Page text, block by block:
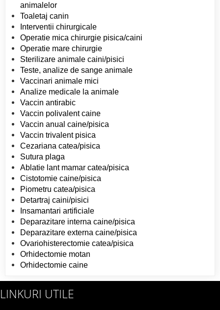
animalelor
Toaletaj canin
Interventii chirurgicale
Operatie mica chirurgie pisica/caini
Operatie mare chirurgie
Sterilizare animale caini/pisici
Teste, analize de sange animale
Vaccinari animale mici
Analize medicale la animale
Vaccin antirabic
Vaccin polivalent caine
Vaccin anual caine/pisica
Vaccin trivalent pisica
Cezariana catea/pisica
Sutura plaga
Ablatie lant mamar catea/pisica
Cistotomie caine/pisica
Piometru catea/pisica
Detartraj caini/pisici
Insamantari artificiale
Deparazitare interna caine/pisica
Deparazitare externa caine/pisica
Ovariohisterectomie catea/pisica
Orhidectomie motan
Orhidectomie caine
LINKURI UTILE